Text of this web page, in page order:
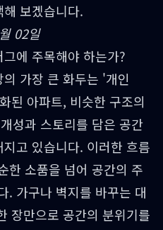
보겠습니다.
02일
에 주목해야 하는가?
가장 큰 화두는 '개인
된 아파트, 비슷한 구조의
성과 스토리를 담은 공간
고 있습니다. 이러한 흐름
한 소품을 넘어 공간의 주
. 가구나 벽지를 바꾸는 대
장만으로 공간의 분위기를